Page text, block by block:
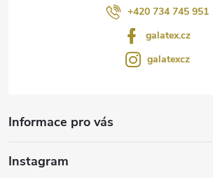
+420 734 745 951
galatex.cz
galatexcz
Informace pro vás
Instagram